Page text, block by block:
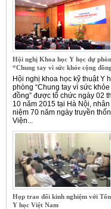
Hội nghị Khoa học Y học dự
“Chung tay vì sức khỏe cộng
Hội nghị khoa học kỹ thuật Y
phòng “Chung tay vì sức khỏe
đồng” được tổ chức ngày 02
10 năm 2015 tại Hà Nội,
niệm 70 năm ngày truyền
Viện...
Họp trao đổi kinh nghiệm với
Y học Việt Nam